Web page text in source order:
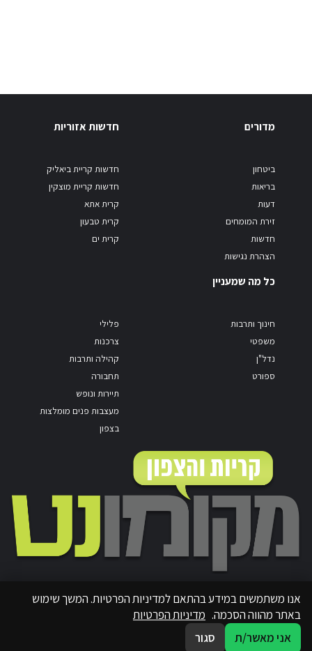
מדורים
ביטחון
בריאות
דעות
זירת המומחים
חדשות
הצהרת נגישות
חדשות אזוריות
חדשות קריית ביאליק
חדשות קריית מוצקין
קרית אתא
קרית טבעון
קרית ים
כל מה שמעניין
חינוך ותרבות
משפטי
נדל"ן
ספורט
פלילי
צרכנות
קהילה ותרבות
תחבורה
תיירות ונופש
מעצבות פנים מומלצות
בצפון
אנו משתמשים במידע בהתאם למדיניות הפרטיות. המשך שימוש
באתר מהווה הסכמה. מדיניות הפרטיות
אני מאשר/ת
סגור